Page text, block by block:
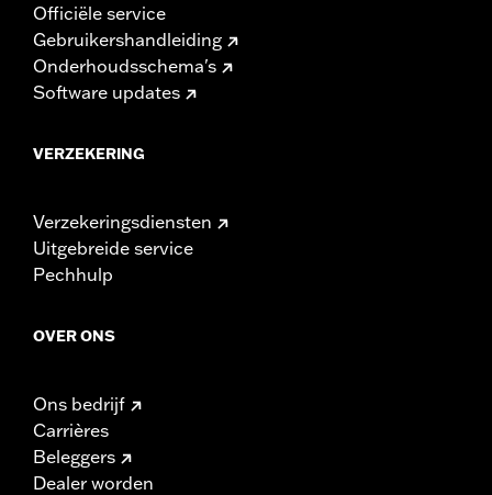
Officiële service
Gebruikershandleiding
Onderhoudsschema's
Software updates
VERZEKERING
Verzekeringsdiensten
Uitgebreide service
Pechhulp
OVER ONS
Ons bedrijf
Carrières
Beleggers
Dealer worden